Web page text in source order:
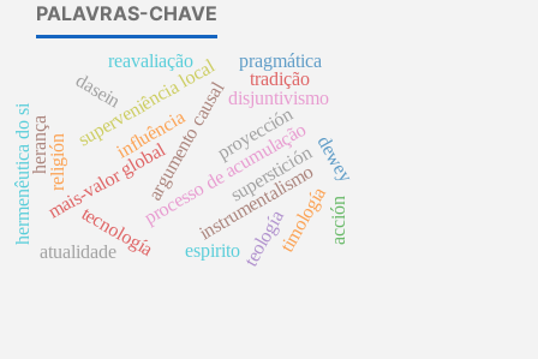
PALAVRAS-CHAVE
argumento causalsuperstición
proyección
processo de acumulação
mais-valor global
superveniência local disjuntivismo
religión
tecnología instrumentalismo
dewey
teología
espirito
influência
dasein
herança
reavaliação
tradição
pragmática
hermenêutica do si timologíaacción
atualidade